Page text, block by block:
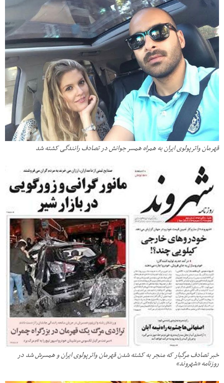
قهرمان واترپولوی ایران به همراه همسر جوانش در تصادف رانندگی کشته شد
خبر تصادف مرگبار که منجر به کشته شدن قهرمان واترپولوی ایران و همسرش شد در
روزنامه «شهروند»